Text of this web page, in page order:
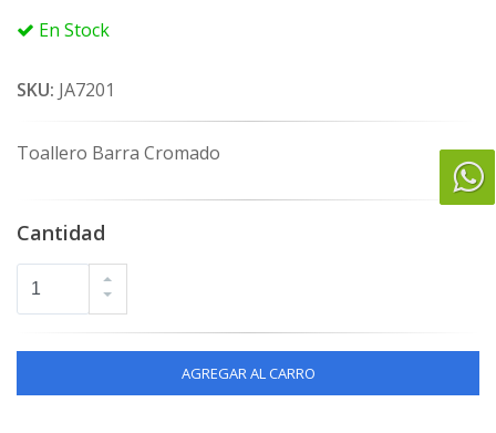
En Stock
SKU: JA7201
Toallero Barra Cromado
Cantidad
AGREGAR AL CARRO